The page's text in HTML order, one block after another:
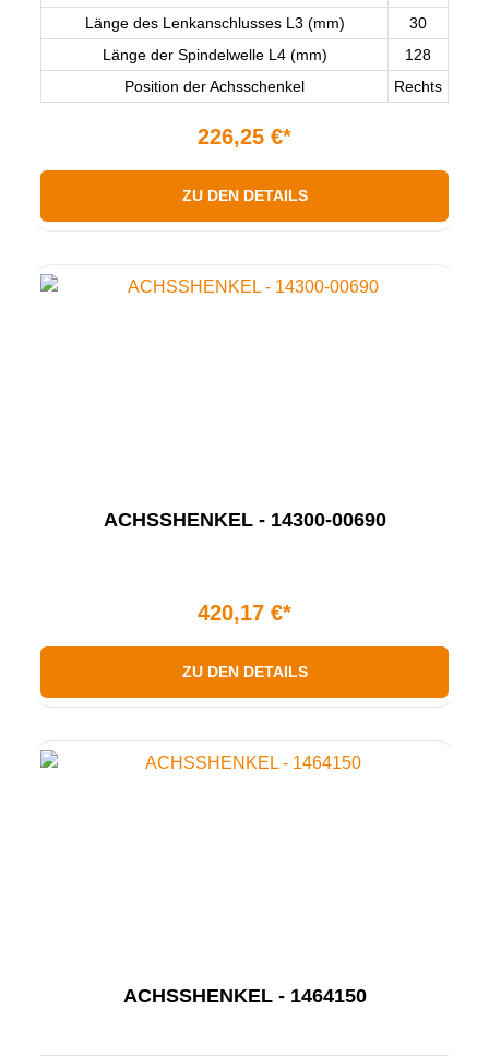
Länge des Lenkanschlusses L3 (mm)
30
Länge der Spindelwelle L4 (mm)
128
Position der Achsschenkel
Rechts
226,25 €*
ZU DEN DETAILS
ACHSSHENKEL - 14300-00690
420,17 €*
ZU DEN DETAILS
ACHSSHENKEL - 1464150